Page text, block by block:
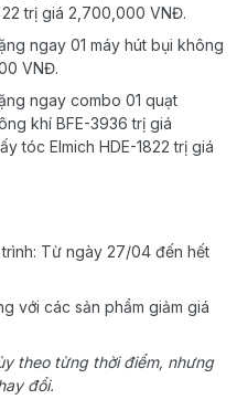
trị giá 2,700,000 VNĐ.
ngay 01 máy hút bụi không
VNĐ.
ngay combo 01 quạt
khí BFE-3936 trị giá
tóc Elmich HDE-1822 trị giá
Từ ngày 27/04 đến hết
với các sản phẩm giảm giá
theo từng thời điểm, nhưng
đổi.